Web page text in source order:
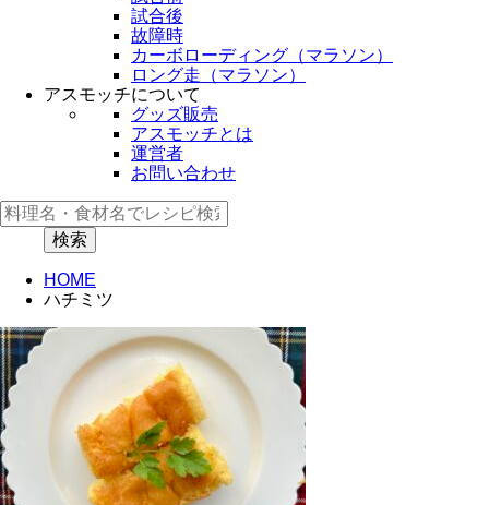
試合後
故障時
カーボローディング（マラソン）
ロング走（マラソン）
アスモッチについて
グッズ販売
アスモッチとは
運営者
お問い合わせ
HOME
ハチミツ